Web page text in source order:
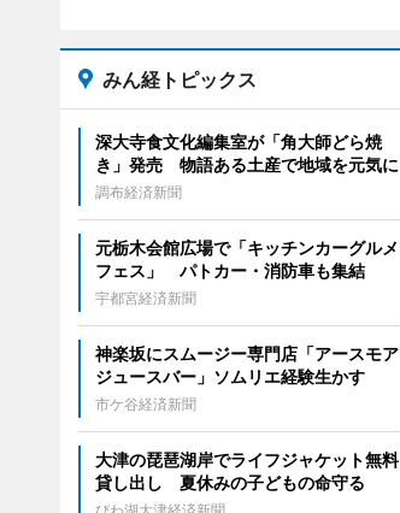
みん経トピックス
深大寺食文化編集室が「角大師どら焼
き」発売 物語ある土産で地域を元気に
調布経済新聞
元栃木会館広場で「キッチンカーグルメ
フェス」 パトカー・消防車も集結
宇都宮経済新聞
神楽坂にスムージー専門店「アースモア
ジュースバー」ソムリエ経験生かす
市ケ谷経済新聞
大津の琵琶湖岸でライフジャケット無料
貸し出し 夏休みの子どもの命守る